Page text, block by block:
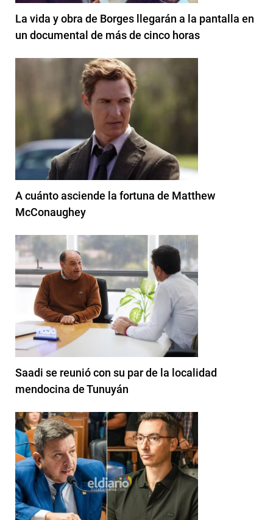
La vida y obra de Borges llegarán a la pantalla en
un documental de más de cinco horas
A cuánto asciende la fortuna de Matthew
McConaughey
Saadi se reunió con su par de la localidad
mendocina de Tunuyán